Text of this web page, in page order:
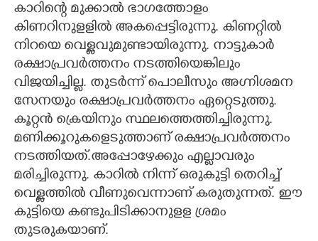
കാറിന്റെ മുക്കാൽ ഭാഗത്തോളം
കിണറിനുളളിൽ അകപ്പെട്ടിരുന്നു. കിണറ്റിൽ
നിറയെ വെള്ളവുമുണ്ടായിരുന്നു. നാട്ടുകാർ
രക്ഷാപ്രവർത്തനം നടത്തിയെങ്കിലും
വിജയിച്ചില്ല. തുടർന്ന് പൊലീസും അഗ്നിശമന
സേനയും രക്ഷാപ്രവർത്തനം ഏറ്റെടുത്തു.
കൂറ്റൻ ക്രെയിനും സ്ഥലത്തെത്തിച്ചിരുന്നു.
മണിക്കൂറുകളെടുത്താണ് രക്ഷാപ്രവർത്തനം
നടത്തിയത്.അപ്പോഴേക്കും എല്ലാവരും
മരിച്ചിരുന്നു. കാറിൽ നിന്ന് ഒരുകുട്ടി തെറിച്ച്
വെള്ളത്തിൽ വീണുവെന്നാണ് കരുതുന്നത്. ഈ
കുട്ടിയെ കണ്ടുപിടിക്കാനുളള ശ്രമം
തുടരുകയാണ്.